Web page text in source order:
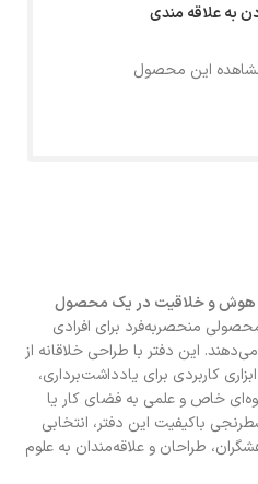
به علاقه مندی
این محصول
هوش و خلاقیت در یک محصول
منحصربه‌فرد برای افرادی
این دفتر با طراحی خلاقانه از
کاربردی برای یادداشت‌برداری،
خاص و علمی به فضای کار یا
باکیفیت این دفتر، انتخابی
طراحان و علاقه‌مندان به علوم